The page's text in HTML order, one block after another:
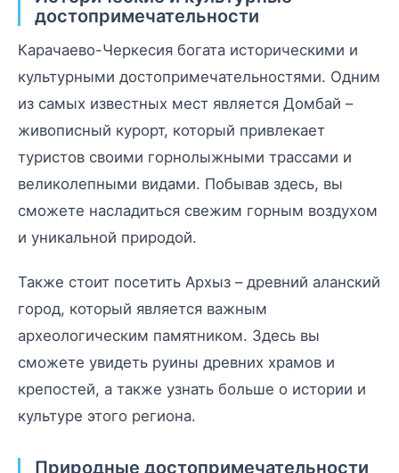
достопримечательности
Карачаево-Черкесия богата историческими и
культурными достопримечательностями. Одним
из самых известных мест является Домбай –
живописный курорт, который привлекает
туристов своими горнолыжными трассами и
великолепными видами. Побывав здесь, вы
сможете насладиться свежим горным воздухом
и уникальной природой.
Также стоит посетить Архыз – древний аланский
город, который является важным
археологическим памятником. Здесь вы
сможете увидеть руины древних храмов и
крепостей, а также узнать больше о истории и
культуре этого региона.
Природные достопримечательности